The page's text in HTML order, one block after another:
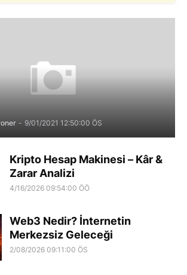
- 9/01/2021 12:50:00 ÖS
Kripto Hesap Makinesi – Kâr &
Zarar Analizi
4/16/2026 09:54:00 ÖÖ
Web3 Nedir? İnternetin
Merkezsiz Geleceği
2/08/2026 09:11:00 ÖS